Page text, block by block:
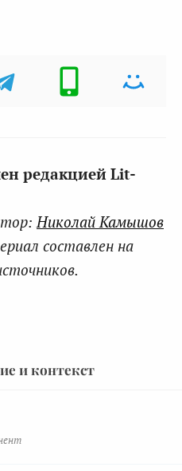
редакцией Lit-
Николай Камышов
составлен на
и контекст